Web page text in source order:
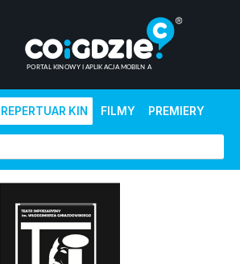
REPERTUAR KIN FILMY PREMIERY